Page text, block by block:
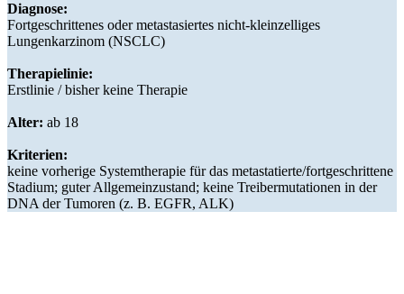
Diagnose:
Fortgeschrittenes oder metastasiertes nicht-kleinzelliges
Lungenkarzinom (NSCLC)
Therapielinie:
Erstlinie / bisher keine Therapie
Alter: ab 18
Kriterien:
keine vorherige Systemtherapie für das metastatierte/fortgeschrittene
Stadium; guter Allgemeinzustand; keine Treibermutationen in der
DNA der Tumoren (z. B. EGFR, ALK)